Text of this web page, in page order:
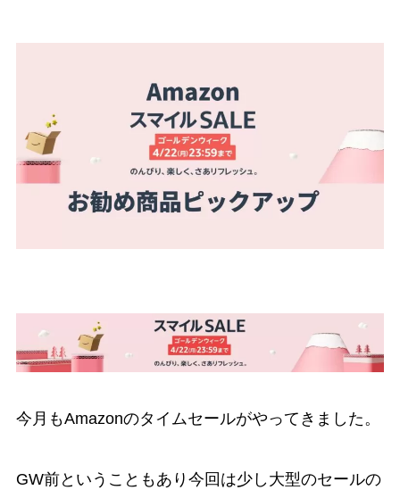
今月もAmazonのタイムセールがやってきました。
GW前ということもあり今回は少し大型のセールの